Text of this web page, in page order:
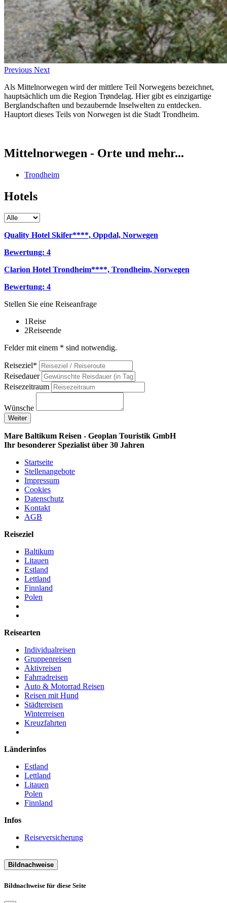
Previous Next
Als Mittelnorwegen wird der mittlere Teil Norwegens bezeichnet,
hauptsächlich um die Region Trøndelag. Hier gibt es einzigartige
Berglandschaften und bezaubernde Inselwelten zu entdecken.
Hauptort dieses Teils von Norwegen ist die Stadt Trondheim.
Mittelnorwegen - Orte und mehr...
Trondheim
Hotels
Quality Hotel Skifer****, Oppdal, Norwegen
Bewertung: 4
Clarion Hotel Trondheim****, Trondheim, Norwegen
Bewertung: 4
Stellen Sie eine Reiseanfrage
1Reise
2Reiseende
Felder mit einem * sind notwendig.
Reiseziel*
Reisedauer
Reisezeitraum
Wünsche
Weiter
Mare Baltikum Reisen - Geoplan Touristik GmbH
Ihr besonderer Spezialist über 30 Jahren
Startseite
Stellenangebote
Impressum
Cookies
Datenschutz
Kontakt
AGB
Reiseziel
Baltikum
Litauen
Estland
Lettland
Finnland
Polen
Reisearten
Individualreisen
Gruppenreisen
Aktivreisen
Fahrradreisen
Auto & Motorrad Reisen
Reisen mit Hund
Städtereisen
Winterreisen
Kreuzfahrten
Länderinfos
Estland
Lettland
Litauen
Polen
Finnland
Infos
Reiseversicherung
Bildnachweise
Bildnachweise für diese Seite